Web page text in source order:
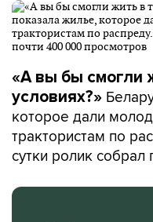
«А вы бы смогли
условиях?»
которое дали
трактористам по
сутки ролик